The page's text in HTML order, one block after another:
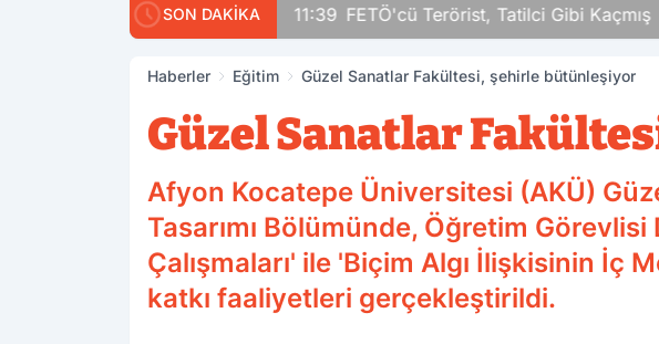
SON DAKİKA 11:39 FETÖ'cü Terörist, Tatilci Gibi Kaçmış
Haberler Eğitim Güzel Sanatlar Fakültesi, şehirle bütünleşiyor
Güzel Sanatlar
Afyon Kocatepe Üniversitesi (AKÜ)
Tasarımı Bölümünde, Öğretim
Çalışmaları' ile 'Biçim Algı İlişkisinin İç
katkı faaliyetleri gerçekleştirildi.